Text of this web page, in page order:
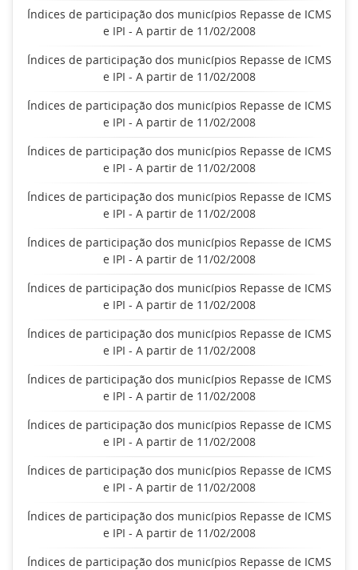
Índices de participação dos municípios Repasse de ICMS
e IPI - A partir de 11/02/2008
Índices de participação dos municípios Repasse de ICMS
e IPI - A partir de 11/02/2008
Índices de participação dos municípios Repasse de ICMS
e IPI - A partir de 11/02/2008
Índices de participação dos municípios Repasse de ICMS
e IPI - A partir de 11/02/2008
Índices de participação dos municípios Repasse de ICMS
e IPI - A partir de 11/02/2008
Índices de participação dos municípios Repasse de ICMS
e IPI - A partir de 11/02/2008
Índices de participação dos municípios Repasse de ICMS
e IPI - A partir de 11/02/2008
Índices de participação dos municípios Repasse de ICMS
e IPI - A partir de 11/02/2008
Índices de participação dos municípios Repasse de ICMS
e IPI - A partir de 11/02/2008
Índices de participação dos municípios Repasse de ICMS
e IPI - A partir de 11/02/2008
Índices de participação dos municípios Repasse de ICMS
e IPI - A partir de 11/02/2008
Índices de participação dos municípios Repasse de ICMS
e IPI - A partir de 11/02/2008
Índices de participação dos municípios Repasse de ICMS